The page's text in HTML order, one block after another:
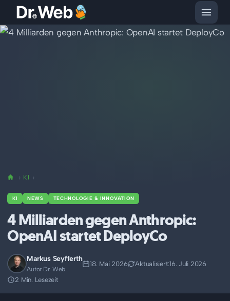
KI
KI NEWS TECHNOLOGIE & INNOVATION
4 Milliarden gegen Anthropic:
OpenAI startet DeployCo
Markus Seyfferth
Autor Dr. Web
18. Mai 2026 Aktualisiert:16. Juli 2026
2 Min. Lesezeit